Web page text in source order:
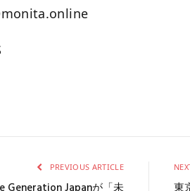
PREVIOUS ARTICLE